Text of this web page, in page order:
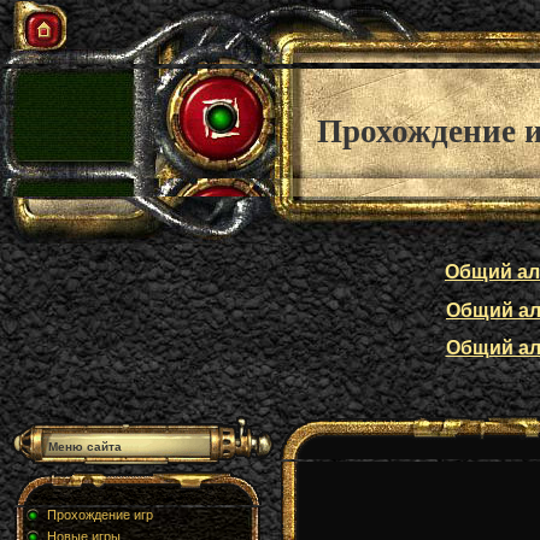
Прохождение
Общий
Общий
Общий
Меню сайта
Прохождение игр
Новые игры